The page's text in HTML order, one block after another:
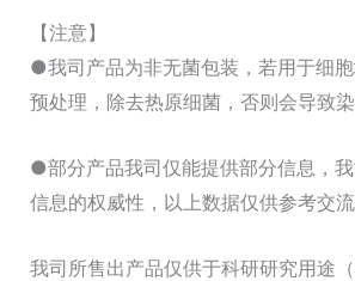
【注意】
●我司产品为非无菌包装，若用于细
预处理，除去热原细菌，否则会导致染
●部分产品我司仅能提供部分信息，
信息的权威性，以上数据仅供参考交流
我司所售出产品仅供于科研研究用途